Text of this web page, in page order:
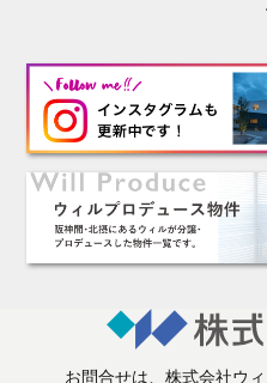
（11）入居者様が賃料を滞納し
3. 個人情報の保護対策
（1）当社の従業者に対して個人
い、お客様の個人情報を厳重に管
（2）当社のデータベース等に対
します。
4. 個人情報処理の外部委託
当社が保有する個人データの扱い
5. 個人情報の共同利用
お客様の個人情報を共同利用する
お問合せは、株式会社ウ